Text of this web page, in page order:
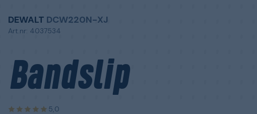
DEWALT DCW220N-XJ
Art.nr: 4037534
Bandslip
5,0